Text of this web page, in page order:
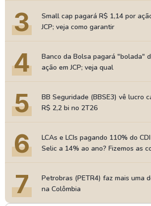
3
Small cap pagará R$ 1,14 por
JCP; veja como garantir
4
Banco da Bolsa pagará "bolada"
ação em JCP; veja qual
5
BB Seguridade (BBSE3) vê lucro
R$ 2,2 bi no 2T26
6
LCAs e LCIs pagando 110% do
Selic a 14% ao ano? Fizemos as
7
Petrobras (PETR4) faz mais uma
na Colômbia